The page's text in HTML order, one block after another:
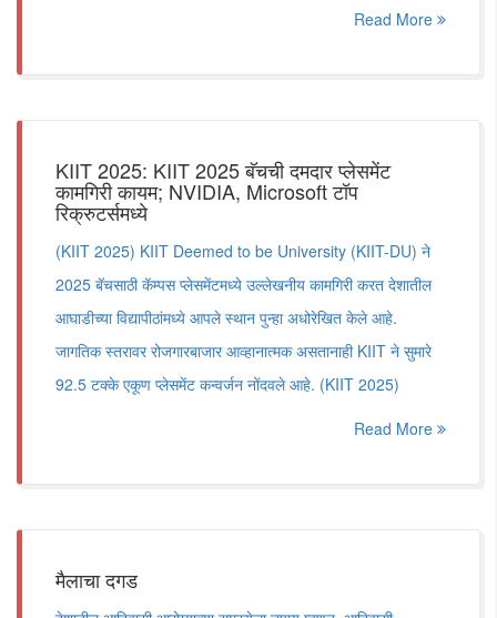
Read More
KIIT 2025: KIIT 2025 बॅचची दमदार प्लेसमेंट
कामगिरी कायम; NVIDIA, Microsoft टॉप
रिक्रुटर्समध्ये
(KIIT 2025) KIIT Deemed to be University (KIIT-DU) ने
2025 बॅचसाठी कॅम्पस प्लेसमेंटमध्ये उल्लेखनीय कामगिरी करत देशातील
आघाडीच्या विद्यापीठांमध्ये आपले स्थान पुन्हा अधोरेखित केले आहे.
जागतिक स्तरावर रोजगारबाजार आव्हानात्मक असतानाही KIIT ने सुमारे
92.5 टक्के एकूण प्लेसमेंट कन्वर्जन नोंदवले आहे. (KIIT 2025)
Read More
मैलाचा दगड